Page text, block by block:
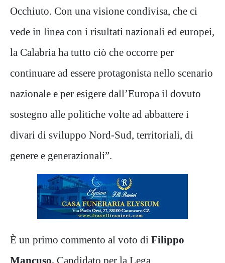
Occhiuto. Con una visione condivisa, che ci
vede in linea con i risultati nazionali ed europei,
la Calabria ha tutto ciò che occorre per
continuare ad essere protagonista nello scenario
nazionale e per esigere dall’Europa il dovuto
sostegno alle politiche volte ad abbattere i
divari di sviluppo Nord-Sud, territoriali, di
genere e generazionali”.
È un primo commento al voto di Filippo
Mancuso, Candidato per la Lega